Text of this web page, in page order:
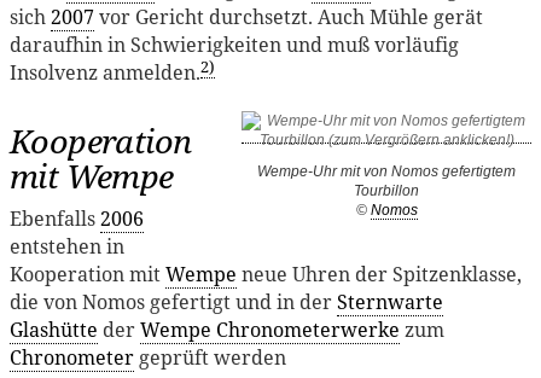
sich2007vor Gericht durchsetzt. Auch Mühle gerät
daraufhin in Schwierigkeiten und muß vorläufig
Insolvenz anmelden.2)
Wempe-Uhr mit von Nomos gefertigtem
Tourbillon
© Nomos
Kooperation
mit Wempe
Ebenfalls2006
entstehen in
Kooperation mitWempe neue Uhren der Spitzenklasse,
die von Nomos gefertigt und in derSternwarte
Glashütte derWempe Chronometerwerke zum
Chronometer geprüft werden